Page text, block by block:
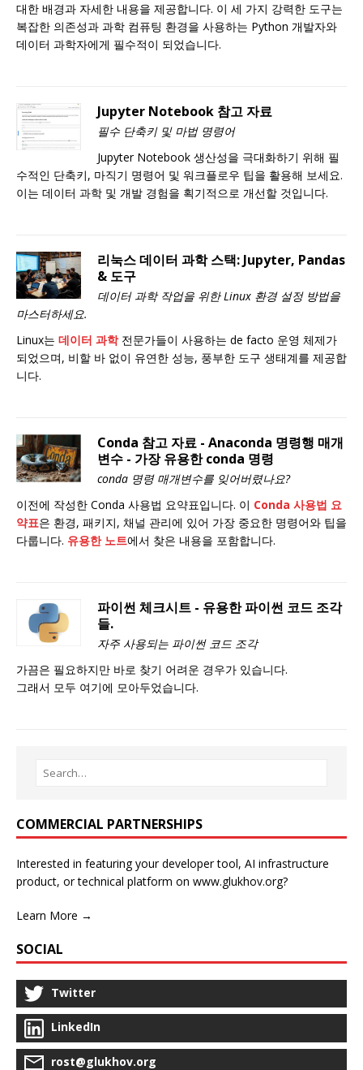
대한 배경과 자세한 내용을 제공합니다. 이 세 가지 강력한 도구는
복잡한 의존성과 과학 컴퓨팅 환경을 사용하는 Python 개발자와
데이터 과학자에게 필수적이 되었습니다.
Jupyter Notebook 참고 자료
필수 단축키 및 마법 명령어
Jupyter Notebook 생산성을 극대화하기 위해 필
수적인 단축키, 마직기 명령어 및 워크플로우 팁을 활용해 보세요.
이는 데이터 과학 및 개발 경험을 획기적으로 개선할 것입니다.
리눅스 데이터 과학 스택: Jupyter, Pandas
& 도구
데이터 과학 작업을 위한 Linux 환경 설정 방법을
마스터하세요.
Linux는 데이터 과학전문가들이 사용하는 de facto 운영 체제가
되었으며, 비할 바 없이 유연한 성능, 풍부한 도구 생태계를 제공합
니다.
Conda 참고 자료 - Anaconda 명령행 매개
변수 - 가장 유용한 conda 명령
conda 명령 매개변수를 잊어버렸나요?
이전에 작성한 Conda 사용법 요약표입니다. 이 Conda 사용법 요
약표은 환경, 패키지, 채널 관리에 있어 가장 중요한 명령어와 팁을
다룹니다. 유용한 노트에서 찾은 내용을 포함합니다.
파이썬 체크시트 - 유용한 파이썬 코드 조각
들.
자주 사용되는 파이썬 코드 조각
가끔은 필요하지만 바로 찾기 어려운 경우가 있습니다.
그래서 모두 여기에 모아두었습니다.
COMMERCIAL PARTNERSHIPS
Interested in featuring your developer tool, AI infrastructure
product, or technical platform on www.glukhov.org?
Learn More →
SOCIAL
Twitter
LinkedIn
rost@glukhov.org